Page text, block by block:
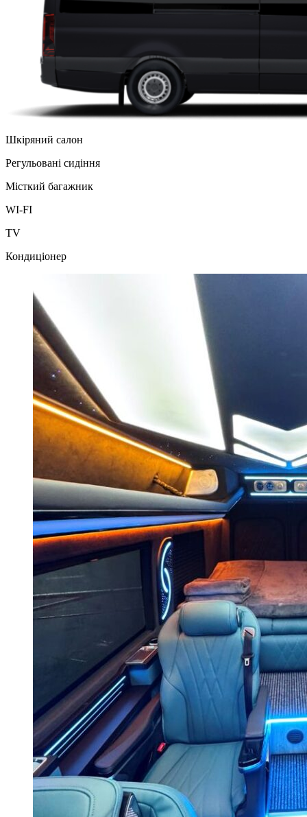
Шкіряний салон
Регульованi сидіння
Місткий багажник
WI-FI
TV
Кондиціонер